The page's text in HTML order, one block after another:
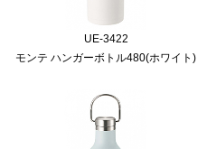
UE-3422
モンテ ハンガーボトル480(ホワイト)